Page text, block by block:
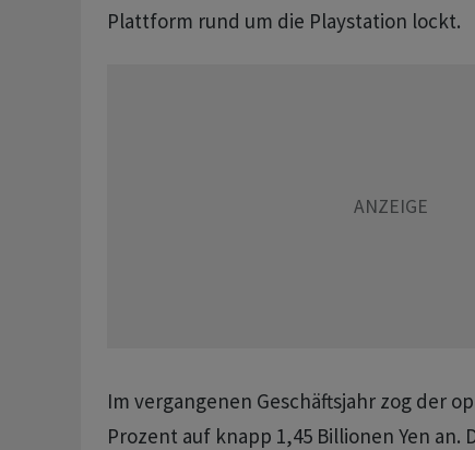
Plattform rund um die Playstation lockt.
Im vergangenen Geschäftsjahr zog der
Prozent auf knapp 1,45 Billionen Yen an.